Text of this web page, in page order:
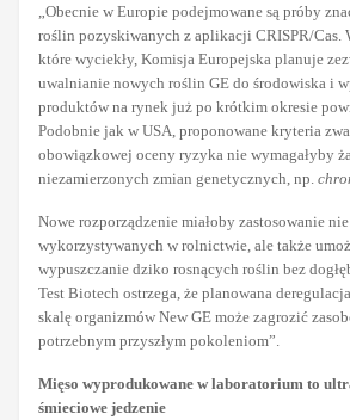
„Obecnie w Europie podejmowane są próby
roślin pozyskiwanych z aplikacji CRISPR/Cas.
które wyciekły, Komisja Europejska planuje
uwalnianie nowych roślin GE do środowiska i
produktów na rynek już po krótkim okresie
Podobnie jak w USA, proponowane kryteria
obowiązkowej oceny ryzyka nie wymagałyby
niezamierzonych zmian genetycznych, np.
Nowe rozporządzenie miałoby zastosowanie
wykorzystywanych w rolnictwie, ale także
wypuszczanie dziko rosnących roślin bez
Test Biotech ostrzega, że planowana
skalę organizmów New GE może zagrozić
potrzebnym przyszłym pokoleniom”.
Mięso wyprodukowane w laboratorium to
śmieciowe jedzenie